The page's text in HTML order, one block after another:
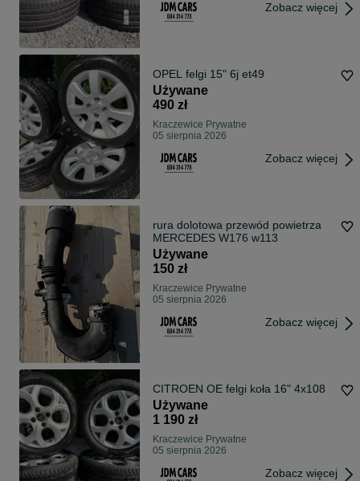
Zobacz więcej
OPEL felgi 15" 6j et49
Używane
490 zł
Kraczewice Prywatne
05 sierpnia 2026
Zobacz więcej
rura dolotowa przewód powietrza
MERCEDES W176 w113
Używane
150 zł
Kraczewice Prywatne
05 sierpnia 2026
Zobacz więcej
CITROEN OE felgi koła 16" 4x108
Używane
1 190 zł
Kraczewice Prywatne
05 sierpnia 2026
Zobacz więcej